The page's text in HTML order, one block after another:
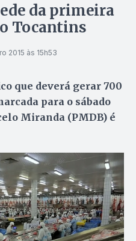
da primeira
Tocantins
2015 às 15h53
que deverá gerar 700
para o sábado
Miranda (PMDB) é